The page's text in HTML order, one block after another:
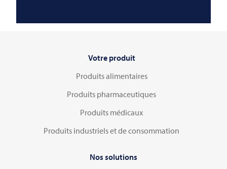
Votre produit
Produits alimentaires
Produits pharmaceutiques
Produits médicaux
Produits industriels et de consommation
Nos solutions